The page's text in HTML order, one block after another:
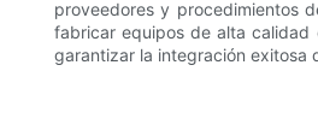
proveedores y procedimientos
fabricar equipos de alta calidad
garantizar la integración exitosa